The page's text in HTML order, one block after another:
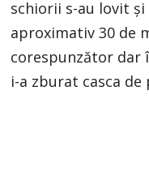
schiorii s-au lovit
aproximativ 30 de
corespunzător dar
i-a zburat casca de